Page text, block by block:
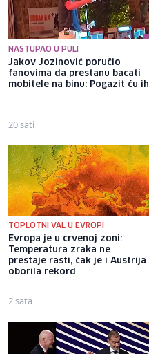
NASTUPAO U PULI
Jakov Jozinović poručio
fanovima da prestanu bacati
mobitele na binu: Pogazit ću ih
20 sati
TOPLOTNI VAL U EVROPI
Evropa je u crvenoj zoni:
Temperatura zraka ne
prestaje rasti, čak je i Austrija
oborila rekord
2 sata